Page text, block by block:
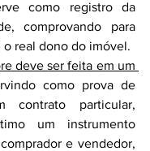
como registro da
comprovando para
real dono do imóvel.
deve ser feita em um
como prova de
contrato particular,
um instrumento
e vendedor,